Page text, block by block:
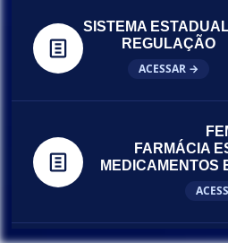
SISTEMA
REGULAÇÃO
ACESSAR →
FARMÁCIA
MEDICAMENTOS